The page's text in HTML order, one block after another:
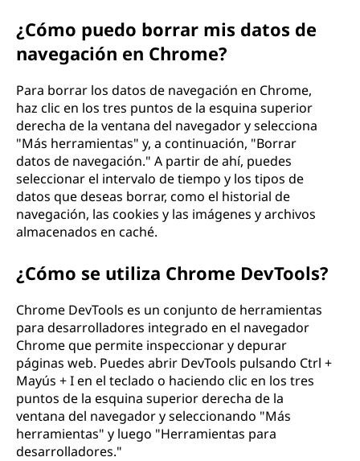
¿Cómo puedo borrar mis datos de
navegación en Chrome?
Para borrar los datos de navegación en Chrome,
haz clic en los tres puntos de la esquina superior
derecha de la ventana del navegador y selecciona
"Más herramientas" y, a continuación, "Borrar
datos de navegación." A partir de ahí, puedes
seleccionar el intervalo de tiempo y los tipos de
datos que deseas borrar, como el historial de
navegación, las cookies y las imágenes y archivos
almacenados en caché.
¿Cómo se utiliza Chrome DevTools?
Chrome DevTools es un conjunto de herramientas
para desarrolladores integrado en el navegador
Chrome que permite inspeccionar y depurar
páginas web. Puedes abrir DevTools pulsando Ctrl +
Mayús + I en el teclado o haciendo clic en los tres
puntos de la esquina superior derecha de la
ventana del navegador y seleccionando "Más
herramientas" y luego "Herramientas para
desarrolladores."